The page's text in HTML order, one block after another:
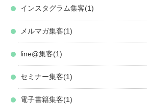
インスタグラム集客 1
メルマガ集客 1
line@集客 1
セミナー集客 1
電子書籍集客 1